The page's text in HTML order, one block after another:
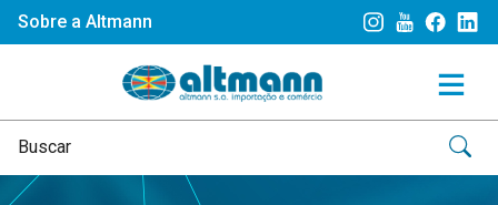
Sobre a Altmann